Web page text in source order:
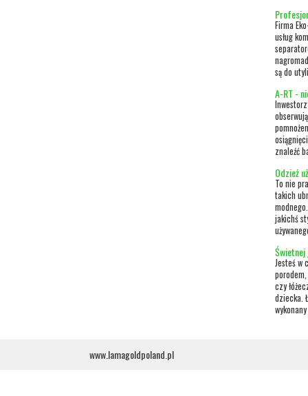
Firma
usług
są do
A-RT -
znaleźć
Odzież
To nie
takich
jakichś
Świetnej
Jesteś w
czy
dziecka.
www.lamagoldpoland.pl